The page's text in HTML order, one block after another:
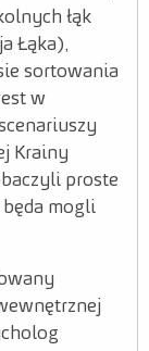
łąk
Łąka),
sortowania
w
Krainy
proste
mogli